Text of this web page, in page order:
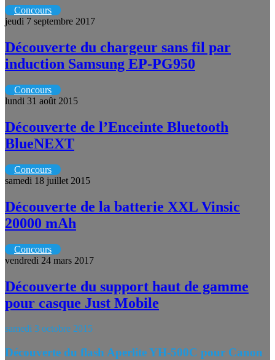
Concours
jeudi 7 septembre 2017
Découverte du chargeur sans fil par
induction Samsung EP-PG950
Concours
lundi 31 août 2015
Découverte de l’Enceinte Bluetooth
BlueNEXT
Concours
samedi 18 juillet 2015
Découverte de la batterie XXL Vinsic
20000 mAh
Concours
vendredi 24 mars 2017
Découverte du support haut de gamme
pour casque Just Mobile
samedi 3 octobre 2015
Découverte du flash Aperlite YH-500C pour Canon